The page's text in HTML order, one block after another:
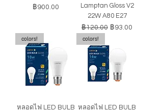
ราคา
฿900.00
Lamptan Gloss V2
22W A80 E27
ราคาปกติ
฿120.00 ราคาขายลด
฿93.00
colors!
หลอดไฟ LED BULB
colors!
หลอดไฟ LED BULB